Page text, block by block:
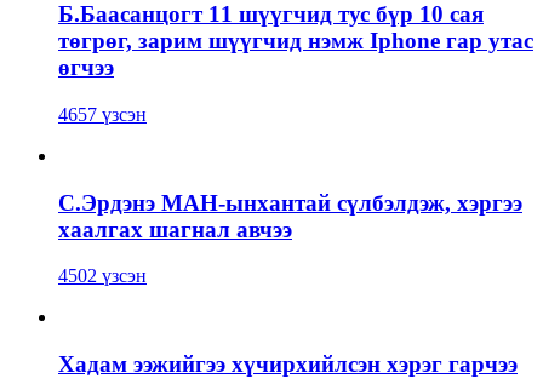
Б.Баасанцогт 11 шүүгчид тус бүр 10 сая
төгрөг, зарим шүүгчид нэмж Iphone гар утас
өгчээ
4657 үзсэн
С.Эрдэнэ МАН-ынхантай сүлбэлдэж, хэргээ
хаалгах шагнал авчээ
4502 үзсэн
Хадам ээжийгээ хүчирхийлсэн хэрэг гарчээ